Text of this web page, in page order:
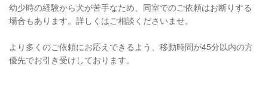
幼少時の経験から犬が苦手なため、同室でのご依頼はお断りする
場合もあります。詳しくはご相談くださいませ。
より多くのご依頼にお応えできるよう、移動時間が45分以内の方
優先でお引き受けしております。